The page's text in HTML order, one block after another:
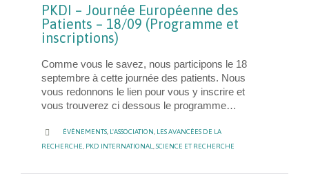
PKDI – Journée Européenne des
Patients – 18/09 (Programme et
inscriptions)
Comme vous le savez, nous participons le 18
septembre à cette journée des patients. Nous
vous redonnons le lien pour vous y inscrire et
vous trouverez ci dessous le programme…
 CATEGORY
ÉVÉNEMENTS, L'ASSOCIATION, LES AVANCÉES DE LA
RECHERCHE, PKD INTERNATIONAL,SCIENCE ET RECHERCHE